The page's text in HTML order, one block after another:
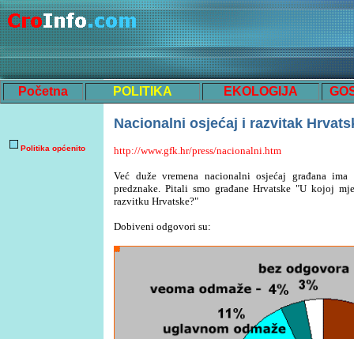
Početna POLITIKA EKOLOGIJA
Politika općenito
Nacionalni osjećaj i razvitak
http://www.gfk.hr/press/nacionalni.htm
Već duže vremena nacionalni osjećaj građana
predznake. Pitali smo građane Hrvatske "U kojoj
razvitku Hrvatske?"
Dobiveni odgovori su: